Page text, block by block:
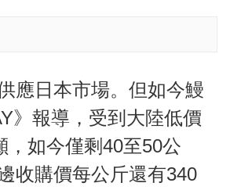
應日本市場。但如今鰻
》報導，受到大陸低價
如今僅剩40至50公
收購價每公斤還有340